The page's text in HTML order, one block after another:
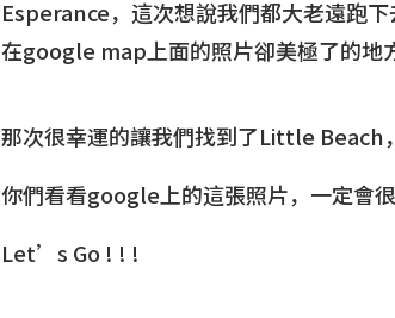
Esperance，這次想說我們都大老遠跑
在google map上面的照片卻美極了的地
那次很幸運的讓我們找到了Little
你們看看google上的這張照片，一定會
Let’s Go ! ! !